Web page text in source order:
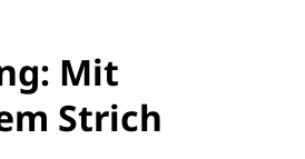
Mit
Strich